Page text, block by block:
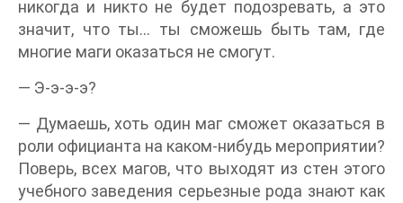
никогда и никто не будет подозревать, а это
значит, что ты… ты сможешь быть там, где
многие маги оказаться не смогут.
— Э-э-э-э?
— Думаешь, хоть один маг сможет оказаться в
роли официанта на каком-нибудь мероприятии?
Поверь, всех магов, что выходят из стен этого
учебного заведения серьезные рода знают как